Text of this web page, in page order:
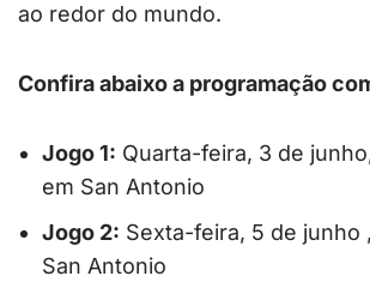
ao redor do mundo.
Confira abaixo a programação
Jogo 1: Quarta-feira, 3 de
em San Antonio
Jogo 2: Sexta-feira, 5 de junho
San Antonio